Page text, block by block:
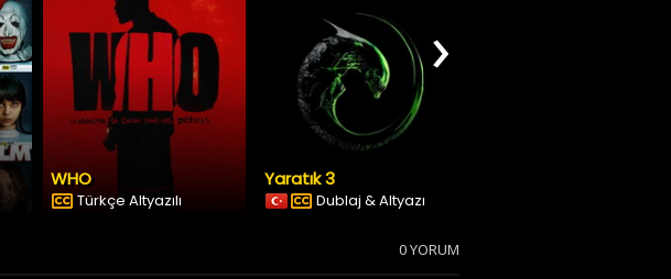
WHO
Türkçe Altyazılı
Yaratık 3
Dublaj & Altyazı
›
0 YORUM